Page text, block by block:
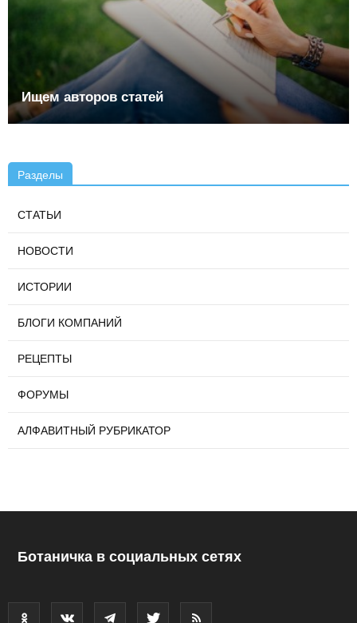
Ищем авторов статей
Разделы
СТАТЬИ
НОВОСТИ
ИСТОРИИ
БЛОГИ КОМПАНИЙ
РЕЦЕПТЫ
ФОРУМЫ
АЛФАВИТНЫЙ РУБРИКАТОР
Ботаничка в социальных сетях